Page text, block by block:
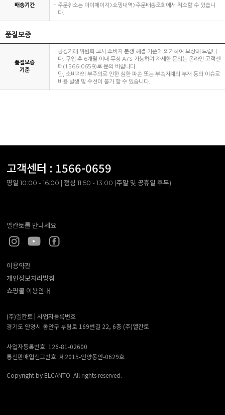
배송기간
주문취소는 마이페이지>쇼핑내역>주문배송조회에서 취소할 수 있습니
다.
품질보증
품질보증
기준
공정거래 위원회 고시 소비자 분쟁 해결 기준에 의거하여 보상해 드립니
다. 구입 후 6개월 이내 무상 A/S 가능하며 자세한 문의는 온라인 고객센
터(1566-0659)로 문의 바랍니다.
단, 소비자의 부주의로 인한 심한 파손 또는 부속자재의 부재 등의 이슈로
비용 발생 및 수선이 불가 할 수 있습니다.
고객센터 : 1566-0659
평일 10:00 - 16:00 | 점심 11:50 - 13:00 (주말 및 공휴일 휴무)
엘칸토를 만나세요
이용약관
개인정보처리방침
쇼핑몰 이용안내
(주)엘칸토 | 사업자등록번호
경기도 안양시 동안구 부림로 169번길 22, 6층 (주)엘칸토
사업자등록번호: 126-81-02600
통신판매업신고번호: 제2015-안양동안-0629호
Copyright by ELCANTO. All rights reserved.